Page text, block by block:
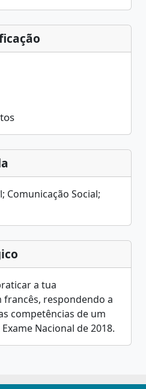
Comunicação Social;
a tua
respondendo a
competências de um
Nacional de 2018.